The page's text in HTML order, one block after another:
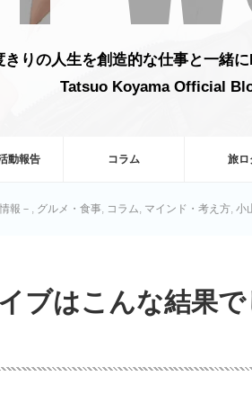
きりの人生を創造的な仕事と一緒に
Tatsuo Koyama Official
動報告 コラム 旅ロ
報－ , グルメ・食事, コラム, マインド・考え方, 小
ブはこんな結果で